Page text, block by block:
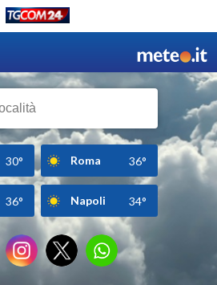
30° Roma 36°
36° Napoli 34°